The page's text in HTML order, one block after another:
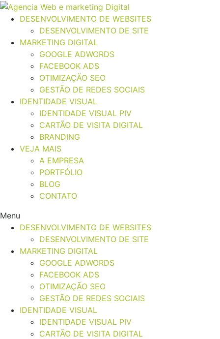
DESENVOLVIMENTO DE WEBSITES
DESENVOLVIMENTO DE SITE
MARKETING DIGITAL
GOOGLE ADWORDS
FACEBOOK ADS
OTIMIZAÇÃO SEO
GESTÃO DE REDES SOCIAIS
IDENTIDADE VISUAL
IDENTIDADE VISUAL PIV
CARTÃO DE VISITA DIGITAL
BRANDING
VEJA MAIS
A EMPRESA
PORTFÓLIO
BLOG
CONTATO
Menu
DESENVOLVIMENTO DE WEBSITES
DESENVOLVIMENTO DE SITE
MARKETING DIGITAL
GOOGLE ADWORDS
FACEBOOK ADS
OTIMIZAÇÃO SEO
GESTÃO DE REDES SOCIAIS
IDENTIDADE VISUAL
IDENTIDADE VISUAL PIV
CARTÃO DE VISITA DIGITAL